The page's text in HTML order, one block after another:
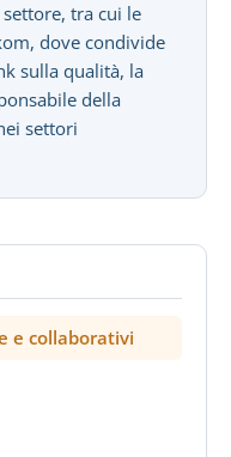
tra cui le
dove condivide
sulla qualità, la
della
settori
e collaborativi